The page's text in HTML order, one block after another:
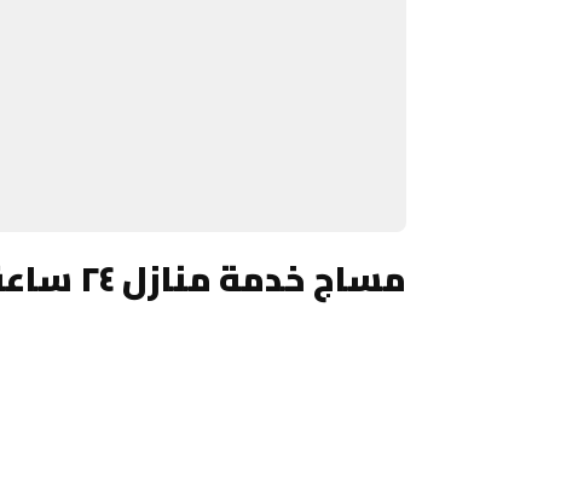
مساج خدمة منازل ٢٤ ساعة الكويت